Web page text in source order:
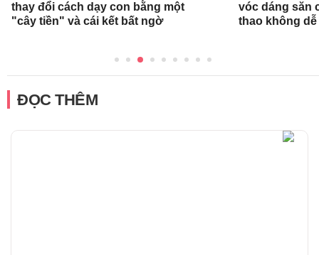
thay đổi cách dạy con bằng một
"cây tiền" và cái kết bất ngờ
vóc dáng săn
thao không
ĐỌC THÊM